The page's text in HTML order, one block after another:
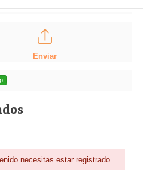
Enviar
necesitas estar registrado